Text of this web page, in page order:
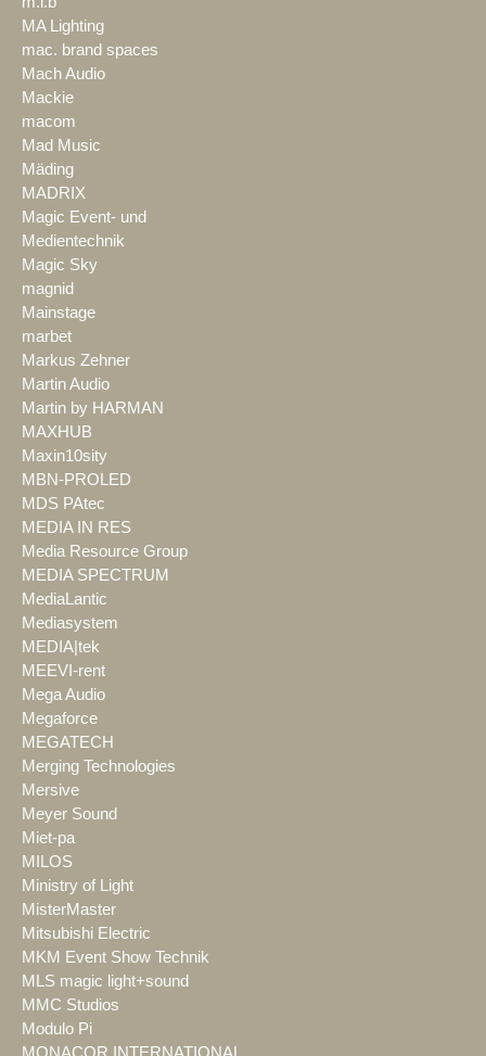
MA Lighting
mac. brand spaces
Mach Audio
Mackie
macom
Mad Music
Mäding
MADRIX
Magic Event- und
Medientechnik
Magic Sky
magnid
Mainstage
marbet
Markus Zehner
Martin Audio
Martin by HARMAN
MAXHUB
Maxin10sity
MBN-PROLED
MDS PAtec
MEDIA IN RES
Media Resource Group
MEDIA SPECTRUM
MediaLantic
Mediasystem
MEDIA|tek
MEEVI-rent
Mega Audio
Megaforce
MEGATECH
Merging Technologies
Mersive
Meyer Sound
Miet-pa
MILOS
Ministry of Light
MisterMaster
Mitsubishi Electric
MKM Event Show Technik
MLS magic light+sound
MMC Studios
Modulo Pi
MONACOR INTERNATIONAL